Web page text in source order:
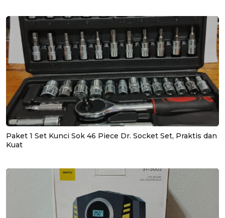
Paket 1 Set Kunci Sok 46 Piece Dr. Socket Set, Praktis dan
Kuat